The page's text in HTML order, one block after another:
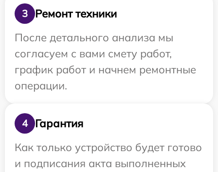
3
Ремонт техники
После детального анализа мы
согласуем с вами смету работ,
график работ и начнем ремонтные
операции.
4
Гарантия
Как только устройство будет готово
и подписания акта выполненных